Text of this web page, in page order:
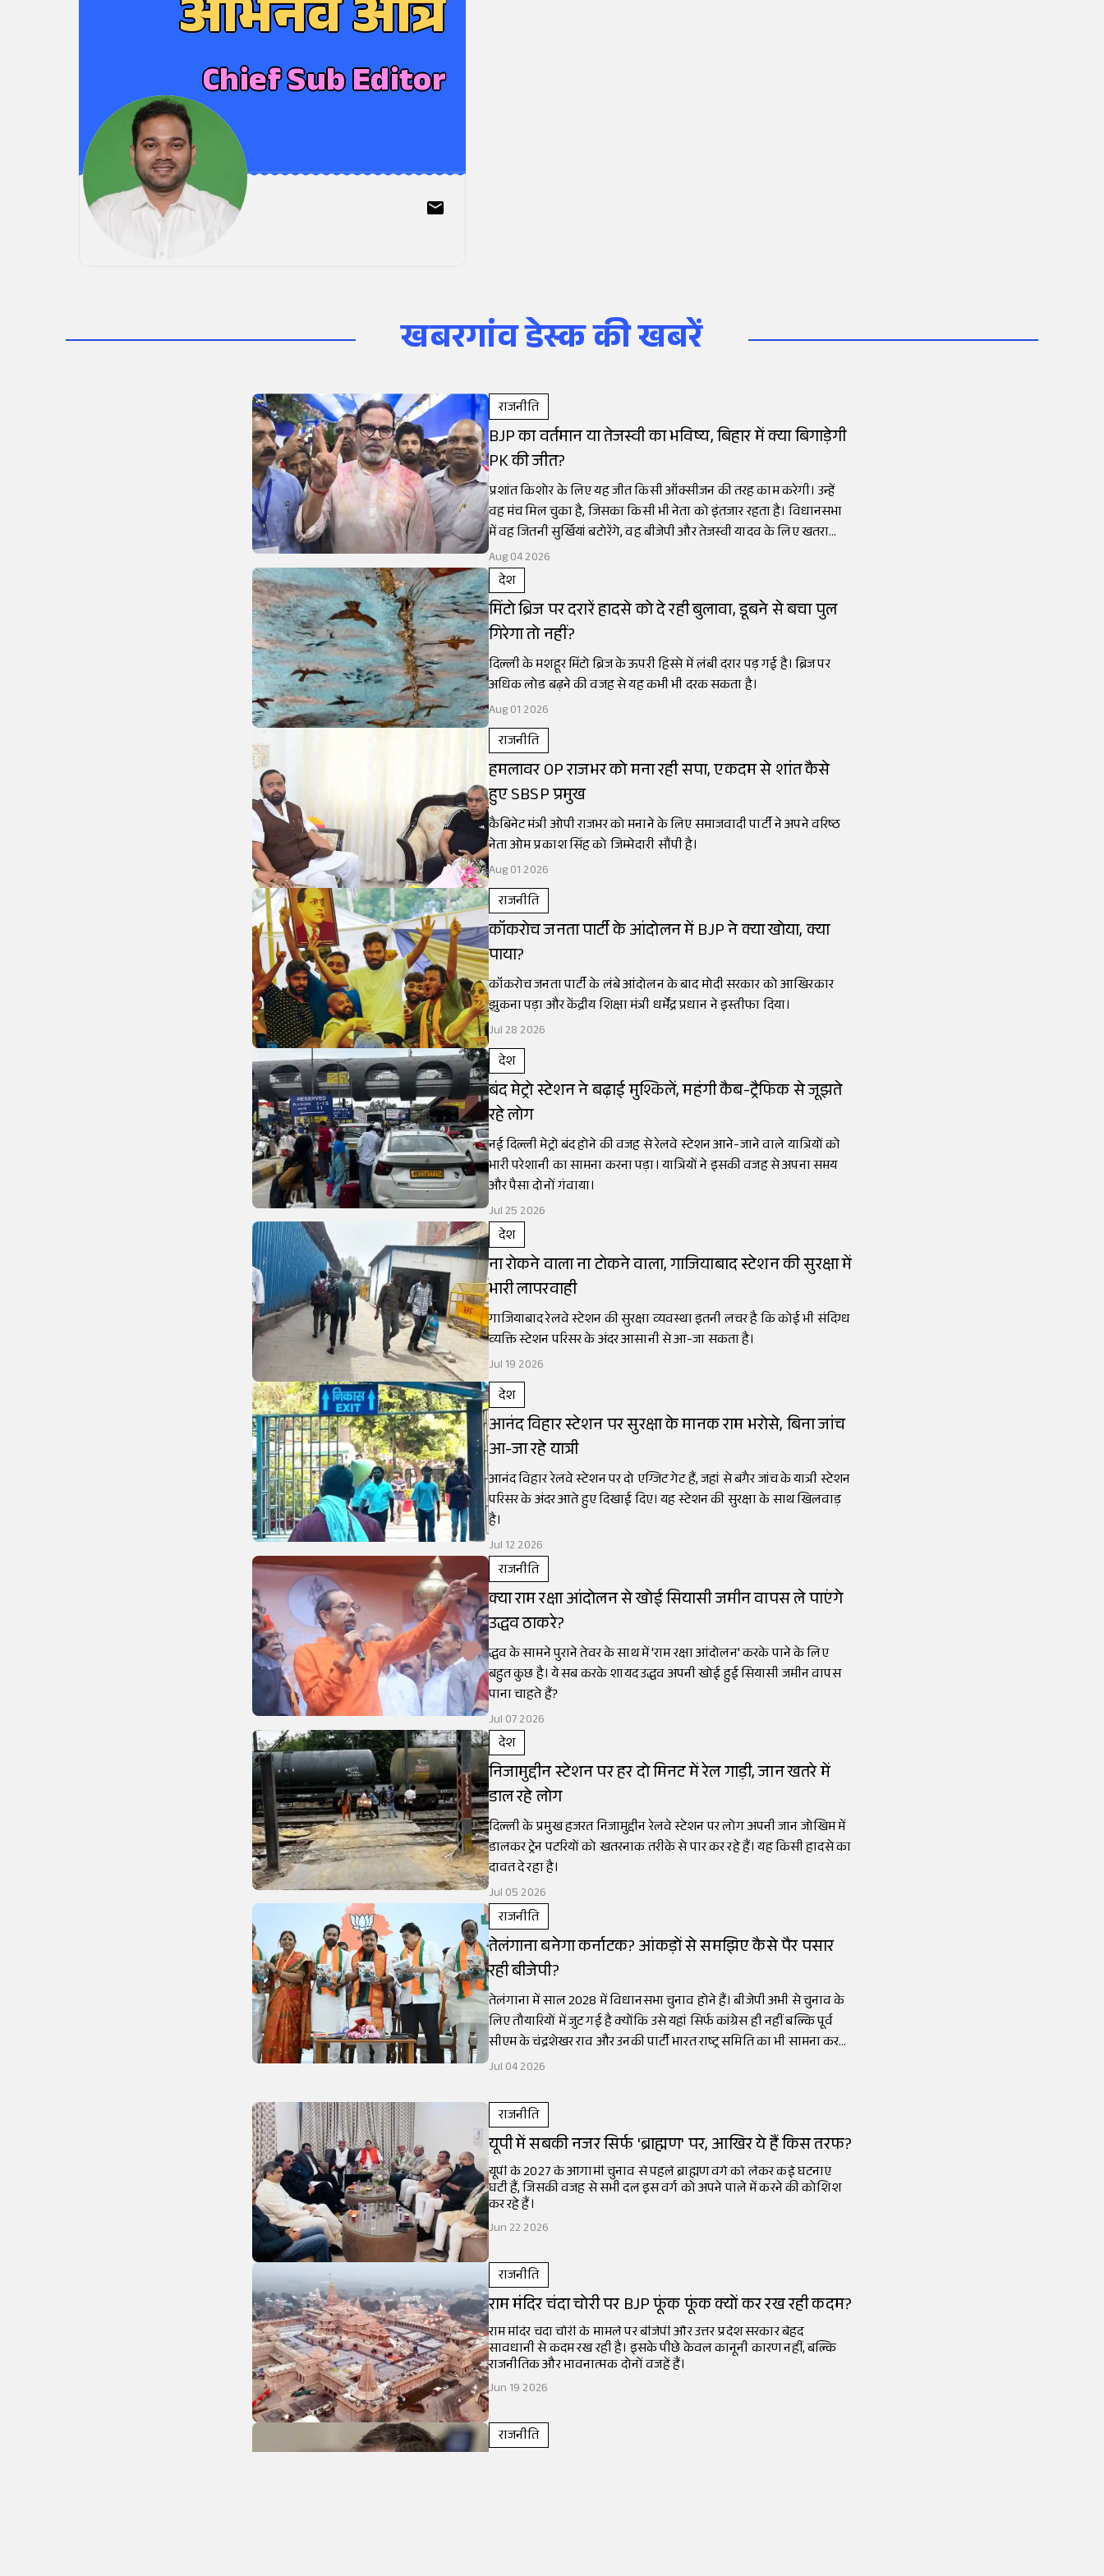
अभिनव आत्रे
Chief Sub Editor
खबरगांव डेस्ककी खबरें
राजनीति
BJP का वर्तमान या तेजस्वी का भविष्य, बिहार में क्या बिगाड़ेगी
PK की जीत?
प्रशांत किशोर के लिए यह जीत किसी ऑक्सीजन की तरह काम करेगी। उन्हें
वह मंच मिल चुका है, जिसका किसी भी नेता को इंतजार रहता है। विधानसभा
में वह जितनी सुर्खियां बटोरेंगे, वह बीजेपी और तेजस्वी यादव के लिए खतरा
बनती जाएगी।
Aug 04 2026
देश
मिंटो ब्रिज पर दरारें हादसे को दे रही बुलावा, डूबने से बचा पुल
गिरेगा तो नहीं?
दिल्ली के मशहूर मिंटो ब्रिज के ऊपरी हिस्से में लंबी दरार पड़ गई है। ब्रिज पर
अधिक लोड बढ़ने की वजह से यह कभी भी दरक सकता है।
Aug 01 2026
राजनीति
हमलावर OP राजभर को मना रही सपा, एकदम से शांत कैसे
हुए SBSP प्रमुख
कैबिनेट मंत्री ओपी राजभर को मनाने के लिए समाजवादी पार्टी ने अपने वरिष्ठ
नेता ओम प्रकाश सिंह को जिम्मेदारी सौंपी है।
Aug 01 2026
राजनीति
कॉकरोच जनता पार्टी के आंदोलन में BJP ने क्या खोया, क्या
पाया?
कॉकरोच जनता पार्टी के लंबे आंदोलन के बाद मोदी सरकार को आखिरकार
झुकना पड़ा और केंद्रीय शिक्षा मंत्री धर्मेंद्र प्रधान ने इस्तीफा दिया।
Jul 28 2026
देश
बंद मेट्रो स्टेशन ने बढ़ाई मुश्किलें, महंगी कैब-ट्रैफिक से जूझते
रहे लोग
नई दिल्ली मेट्रो बंद होने की वजह से रेलवे स्टेशन आने-जाने वाले यात्रियों को
भारी परेशानी का सामना करना पड़ा। यात्रियों ने इसकी वजह से अपना समय
और पैसा दोनों गंवाया।
Jul 25 2026
देश
ना रोकने वाला ना टोकने वाला, गाजियाबाद स्टेशन की सुरक्षा में
भारी लापरवाही
गाजियाबाद रेलवे स्टेशन की सुरक्षा व्यवस्था इतनी लचर है कि कोई भी संदिग्ध
व्यक्ति स्टेशन परिसर के अंदर आसानी से आ-जा सकता है।
Jul 19 2026
देश
आनंद विहार स्टेशन पर सुरक्षा के मानक राम भरोसे, बिना जांच
आ-जा रहे यात्री
आनंद विहार रेलवे स्टेशन पर दो एग्जिट गेट हैं, जहां से बगैर जांच के यात्री स्टेशन
परिसर के अंदर आते हुए दिखाई दिए। यह स्टेशन की सुरक्षा के साथ खिलवाड़
है।
Jul 12 2026
राजनीति
क्या राम रक्षा आंदोलन से खोई सियासी जमीन वापस ले पाएंगे
उद्धव ठाकरे?
द्धव के सामने पुराने तेवर के साथ में 'राम रक्षा आंदोलन' करके पाने के लिए
बहुत कुछ है। ये सब करके शायद उद्धव अपनी खोई हुई सियासी जमीन वापस
पाना चाहते हैं?
Jul 07 2026
देश
निजामुद्दीन स्टेशन पर हर दो मिनट में रेल गाड़ी, जान खतरे में
डाल रहे लोग
दिल्ली के प्रमुख हजरत निजामुद्दीन रेलवे स्टेशन पर लोग अपनी जान जोखिम में
डालकर ट्रेन पटरियों को खतरनाक तरीके से पार कर रहे हैं। यह किसी हादसे का
दावत दे रहा है।
Jul 05 2026
राजनीति
तेलंगाना बनेगा कर्नाटक? आंकड़ों से समझिए कैसे पैर पसार
रही बीजेपी?
तेलंगाना में साल 2028 में विधानसभा चुनाव होने हैं। बीजेपी अभी से चुनाव के
लिए तौयारियों में जुट गई है क्योंकि उसे यहां सिर्फ कांग्रेस ही नहीं बल्कि पूर्व
सीएम के चंद्रशेखर राव और उनकी पार्टी भारत राष्ट्र समिति का भी सामना करना
है।
Jul 04 2026
राजनीति
यूपी में सबकी नजर सिर्फ 'ब्राह्मण' पर, आखिर ये हैं किस तरफ?
यूपी के 2027 के आगामी चुनाव से पहले ब्राह्मण वर्ग को लेकर कई घटनाएं
घटी हैं, जिसकी वजह से सभी दल इस वर्ग को अपने पाले में करने की कोशिश
कर रहे हैं।
Jun 22 2026
राजनीति
राम मंदिर चंदा चोरी पर BJP फूंक फूंक क्यों कर रख रही कदम?
राम मंदिर चंदा चोरी के मामले पर बीजेपी और उत्तर प्रदेश सरकार बेहद
सावधानी से कदम रख रही है। इसके पीछे केवल कानूनी कारण नहीं, बल्कि
राजनीतिक और भावनात्मक दोनों वजहें हैं।
Jun 19 2026
राजनीति